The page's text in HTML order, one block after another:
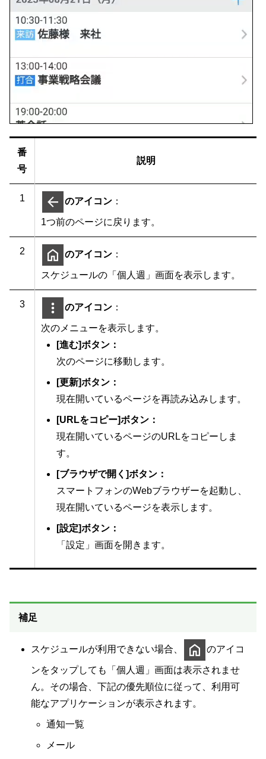
番
号
説明
1 のアイコン ：
1つ前のページに戻ります。
2 のアイコン ：
スケジュールの「個人週」画面を表示します。
3 のアイコン ：
次のメニューを表示します。
[進む]ボタン：
次のページに移動します。
[更新]ボタン：
現在開いているページを再読み込みします。
[URLをコピー]ボタン：
現在開いているページのURLをコピーしま
す。
[ブラウザで開く]ボタン：
スマートフォンのWebブラウザーを起動し、
現在開いているページを表示します。
[設定]ボタン：
「設定」画面を開きます。
補足
スケジュールが利用できない場合、 のアイコ
ンをタップしても「個人週」画面は表示されませ
ん。その場合、下記の優先順位に従って、利用可
能なアプリケーションが表示されます。
通知一覧
メール